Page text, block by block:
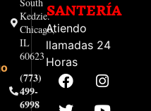
South
Kedzie.
Chicago,
IL
60623
(773)
499-
6998
SANTERÍA
Atiendo
llamadas 24
Horas